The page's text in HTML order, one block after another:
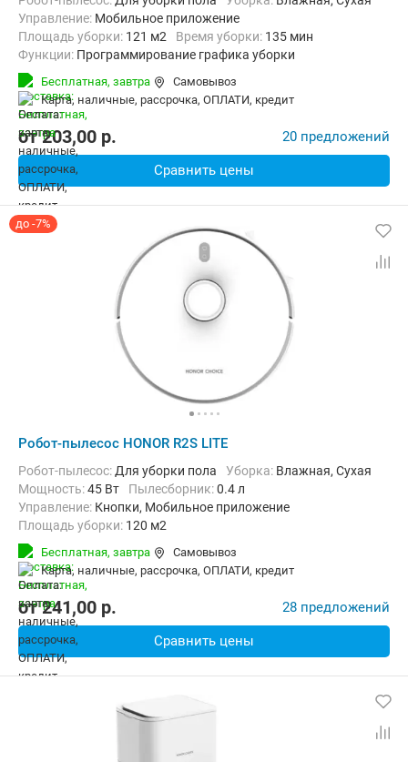
Управление: Мобильное приложение
Площадь уборки: 121 м2 Время уборки: 135 мин
Функции: Программирование графика уборки
Бесплатная, завтра
Самовывоз
карта, наличные, рассрочка, ОПЛАТИ, кредит
от203,00 p. 20 предложений
Сравнить цены
до -7%
Робот-пылесос HONOR R2S LITE
Робот-пылесос: Для уборки пола Уборка: Влажная, Сухая
мощность:45 Вт пылесборник:0.4 л
Управление: Кнопки, Мобильное приложение
Площадь уборки: 120 м2
Функции:
Бесплатная, завтра
Самовывоз
карта, наличные, рассрочка, ОПЛАТИ, кредит
от241,00 p. 28 предложений
Сравнить цены